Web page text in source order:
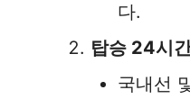
다.
탑승 24시
국내선